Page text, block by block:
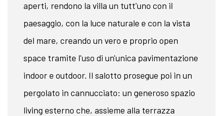
aperti, rendono la villa un tutt'uno con il
paesaggio, con la luce naturale e con la vista
del mare, creando un vero e proprio open
space tramite l'uso di un'unica pavimentazione
indoor e outdoor. Il salotto prosegue poi in un
pergolato in cannucciato: un generoso spazio
living esterno che, assieme alla terrazza